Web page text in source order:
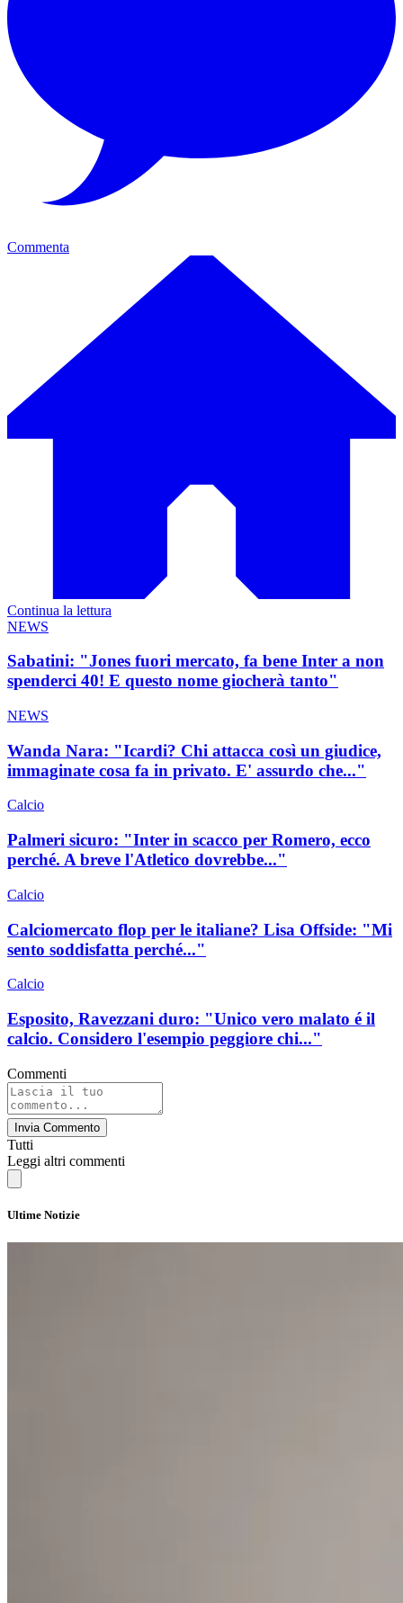
Commenta
Continua la lettura
NEWS
Sabatini: "Jones fuori mercato, fa bene Inter a non
spenderci 40! E questo nome giocherà tanto"
NEWS
Wanda Nara: "Icardi? Chi attacca così un giudice,
immaginate cosa fa in privato. E' assurdo che..."
Calcio
Palmeri sicuro: "Inter in scacco per Romero, ecco
perché. A breve l'Atletico dovrebbe..."
Calcio
Calciomercato flop per le italiane? Lisa Offside: "Mi
sento soddisfatta perché..."
Calcio
Esposito, Ravezzani duro: "Unico vero malato é il
calcio. Considero l'esempio peggiore chi..."
Commenti
Invia Commento
Tutti
Leggi altri commenti
Ultime Notizie